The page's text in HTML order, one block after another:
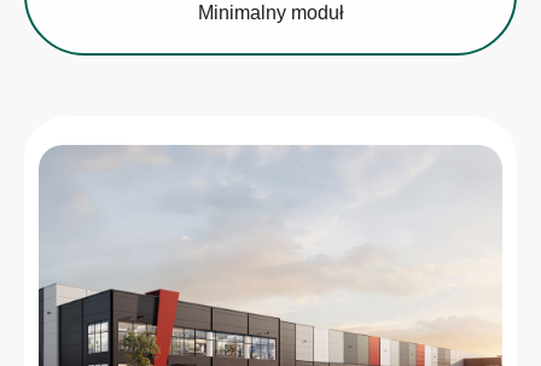
Minimalny moduł